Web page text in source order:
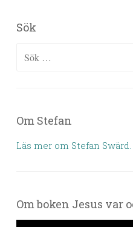
Sök
Sök efter:
Om Stefan
Läs mer om Stefan Swärd.
Om boken Jesus var